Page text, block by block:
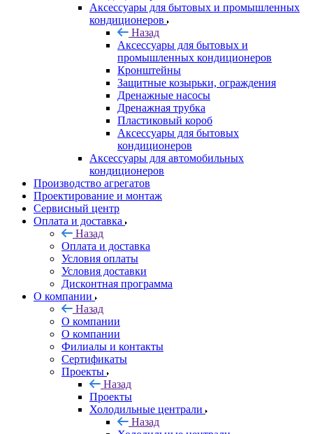
Аксессуары для бытовых и промышленных
кондиционеров
Назад
Аксессуары для бытовых и
промышленных кондиционеров
Кронштейны
Защитные козырьки, ограждения
Дренажные насосы
Дренажная трубка
Пластиковый короб
Аксессуары для бытовых
кондиционеров
Аксессуары для автомобильных
кондиционеров
Производство агрегатов
Проектирование и монтаж
Сервисный центр
Оплата и доставка
Назад
Оплата и доставка
Условия оплаты
Условия доставки
Дисконтная программа
О компании
Назад
О компании
О компании
Филиалы и контакты
Сертификаты
Проекты
Назад
Проекты
Холодильные централи
Назад